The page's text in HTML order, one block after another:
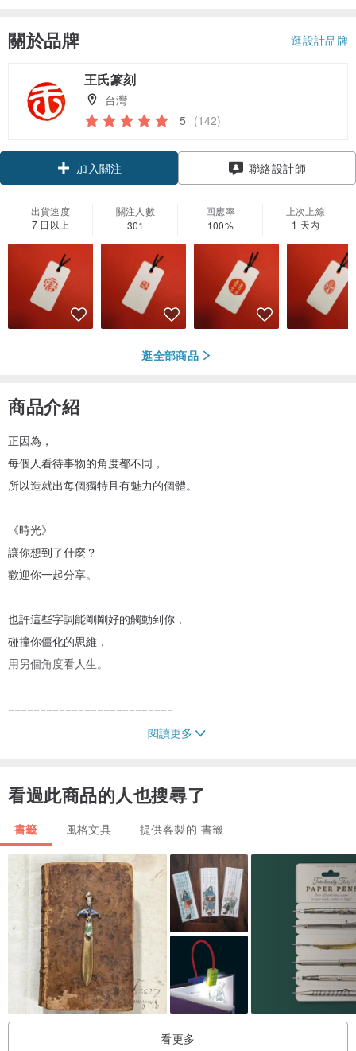
關於品牌 逛設計品牌
王氏篆刻
台灣
5 (142)
加入關注 聯絡設計師
出貨速度
7 日以上
關注人數
301
回應率
100%
上次上線
1 天內
逛全部商品
商品介紹
正因為，
每個人看待事物的角度都不同，
所以造就出每個獨特且有魅力的個體。
《時光》
讓你想到了什麼？
歡迎你一起分享。
也許這些字詞能剛剛好的觸動到你，
碰撞你僵化的思維，
用另個角度看人生。
==========================
◆ 獨家限定，市面上絕無僅有。
◆ 尺寸：約 8 ｘ 4 cm
印章，為純手工刻製。
書籤上的印文，非印刷而成，
需要一張一張的於紙上蓋印。
位置會有些微的差異，可接受在訂購喔！
另外，視天氣狀況，乾燥的時間不同。
紅色乾燥的時間慢，黑色乾燥的時間快。
您可選擇紅色印泥或黑色印泥，
閱讀更多
看過此商品的人也搜尋了
書籤 風格文具 提供客製的 書籤
看更多